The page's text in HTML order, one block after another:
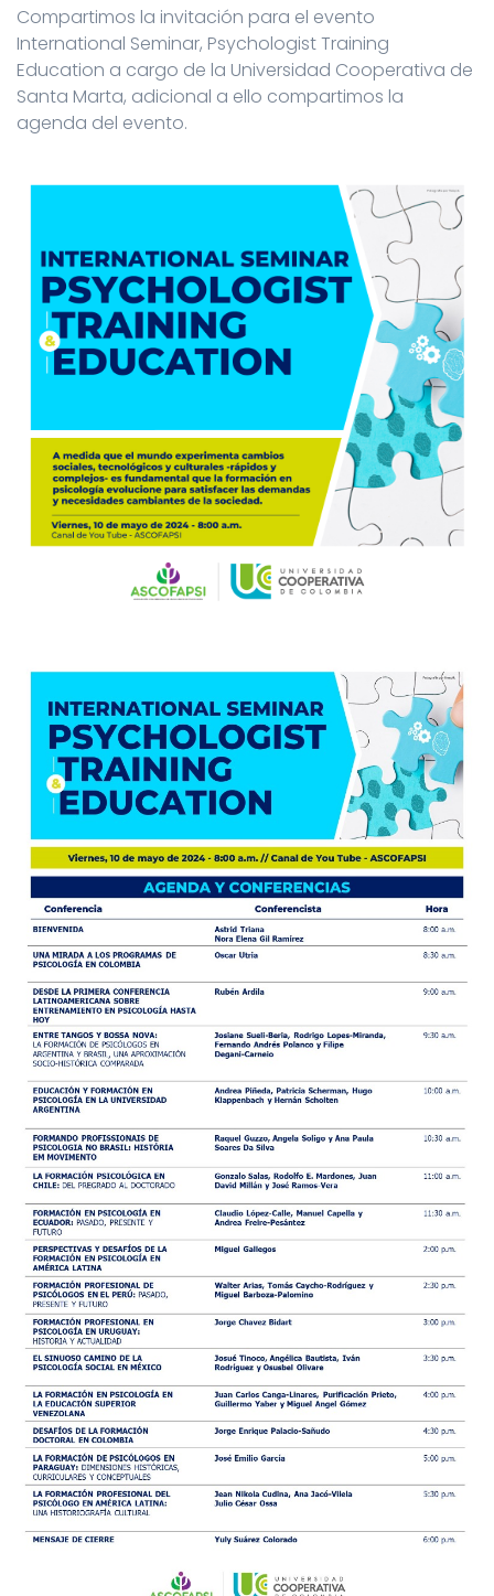
Compartimos la invitación para el evento
International Seminar, Psychologist Training
Education a cargo de la Universidad Cooperativa de
Santa Marta, adicional a ello compartimos la
agenda del evento.